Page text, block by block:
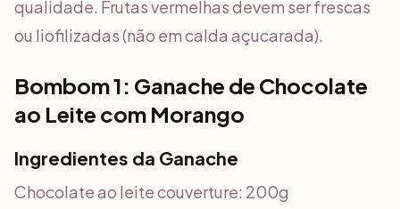
qualidade. Frutas vermelhas devem ser frescas
ou liofilizadas (não em calda açucarada).
Bombom 1: Ganache de Chocolate
ao Leite com Morango
Ingredientes da Ganache
Chocolate ao leite couverture: 200g